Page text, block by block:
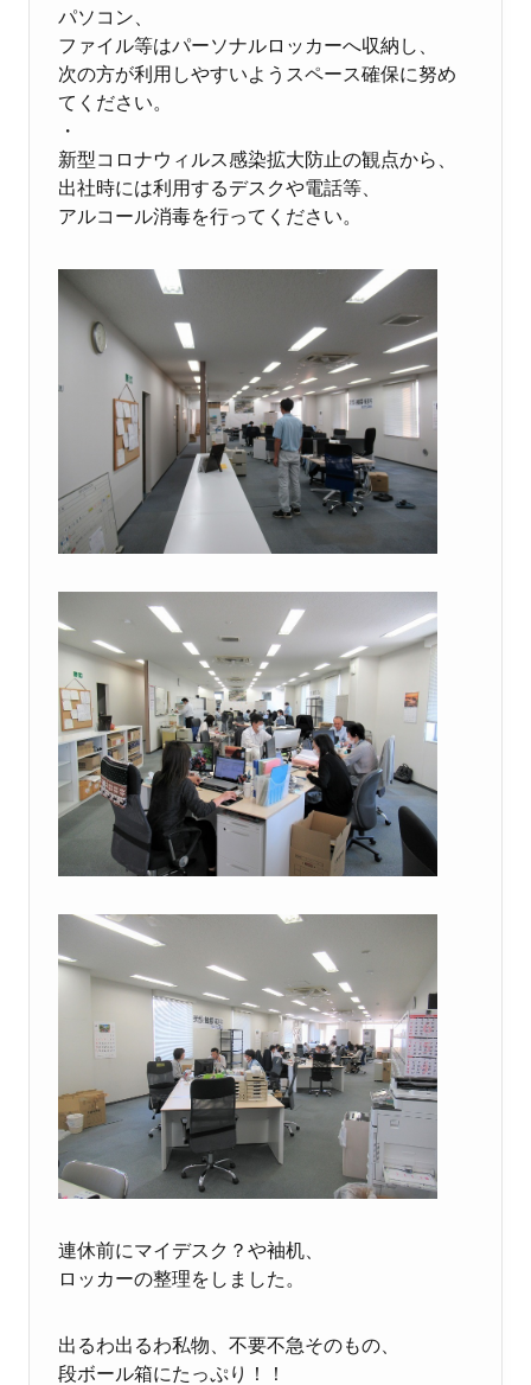
パソコン、
ファイル等はパーソナルロッカーへ収納し、
次の方が利用しやすいようスペース確保に努め
てください。
・
新型コロナウィルス感染拡大防止の観点から、
出社時には利用するデスクや電話等、
アルコール消毒を行ってください。
連休前にマイデスク？や袖机、
ロッカーの整理をしました。
出るわ出るわ私物、不要不急そのもの、
段ボール箱にたっぷり！！